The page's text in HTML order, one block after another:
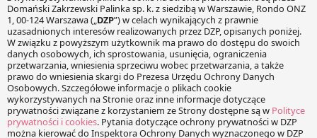
Twój adres e-mail nie zostanie opublikowany. Wymagane
pola są oznaczone*
Wiadomość